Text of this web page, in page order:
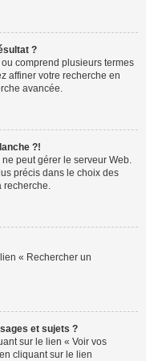
?
comprend plusieurs termes
affiner votre recherche en
avancée.
?!
peut gérer le serveur Web.
précis dans le choix des
recherche.
« Rechercher un
et sujets ?
sur le lien « Voir vos
cliquant sur le lien